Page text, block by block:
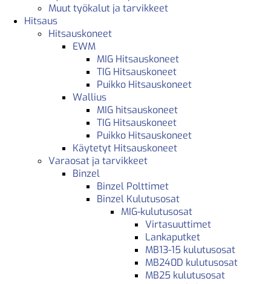
Muut työkalut ja tarvikkeet
Hitsaus
Hitsauskoneet
EWM
MIG Hitsauskoneet
TIG Hitsauskoneet
Puikko Hitsauskoneet
Wallius
MIG hitsauskoneet
TIG Hitsauskoneet
Puikko Hitsauskoneet
Käytetyt Hitsauskoneet
Varaosat ja tarvikkeet
Binzel
Binzel Polttimet
Binzel Kulutusosat
MIG-kulutusosat
Virtasuuttimet
Lankaputket
MB13-15 kulutusosat
MB240D kulutusosat
MB25 kulutusosat